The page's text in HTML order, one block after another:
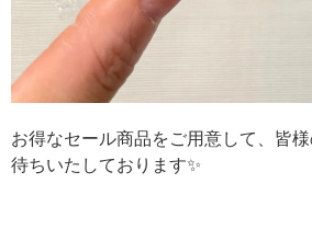
お得なセール商品をご用意して、皆
待ちいたしております✨